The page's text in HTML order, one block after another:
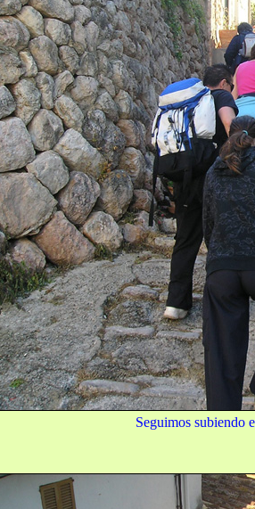
Seguimos subiendo